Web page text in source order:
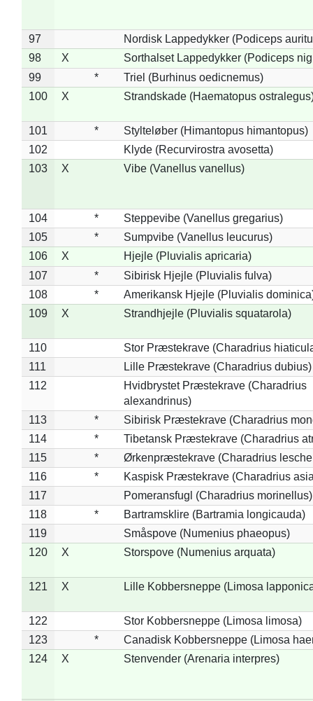
97
Nordisk Lappedykker (Podiceps
98
X
Sorthalset Lappedykker (Podiceps
99
*
Triel (Burhinus oedicnemus)
100
X Strandskade (Haematopus
101 *
Stylteløber (Himantopus himantopus)
102
Klyde (Recurvirostra avosetta)
103
X Vibe (Vanellus vanellus)
104 *
Steppevibe (Vanellus gregarius)
105
*
Sumpvibe (Vanellus leucurus)
106
X
Hjejle (Pluvialis apricaria)
107
*
Sibirisk Hjejle (Pluvialis fulva)
108
*
Amerikansk Hjejle (Pluvialis
109
X Strandhjejle (Pluvialis squatarola)
110
Stor Præstekrave (Charadrius
111
Lille Præstekrave (Charadrius dubius)
112
Hvidbrystet Præstekrave (Charadrius
alexandrinus)
113
*
Sibirisk Præstekrave (Charadrius
114
*
Tibetansk Præstekrave (Charadrius
115
*
Ørkenpræstekrave (Charadrius
116
*
Kaspisk Præstekrave (Charadrius
117
Pomeransfugl (Charadrius morinellus)
118
*
Bartramsklire (Bartramia longicauda)
119
Småspove (Numenius phaeopus)
120
X Storspove (Numenius arquata)
121 X Lille Kobbersneppe (Limosa
122
Stor Kobbersneppe (Limosa limosa)
123
*
Canadisk Kobbersneppe (Limosa
124
X Stenvender (Arenaria interpres)